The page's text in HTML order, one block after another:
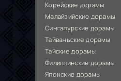
Корейские дорамы
Малайзийские дорамы
Сингапурские дорамы
Тайваньские дорамы
Тайские дорамы
Филиппинские дорамы
Японские дорамы